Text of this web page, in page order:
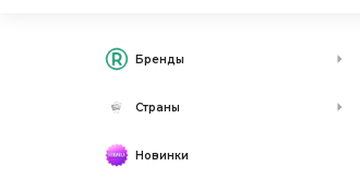
Бренды
Страны
Новинки